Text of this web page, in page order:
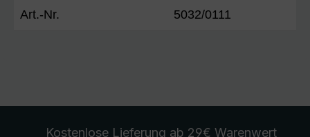
Art.-Nr. 5032/0111
Kostenlose Lieferung ab 29€ Warenwert